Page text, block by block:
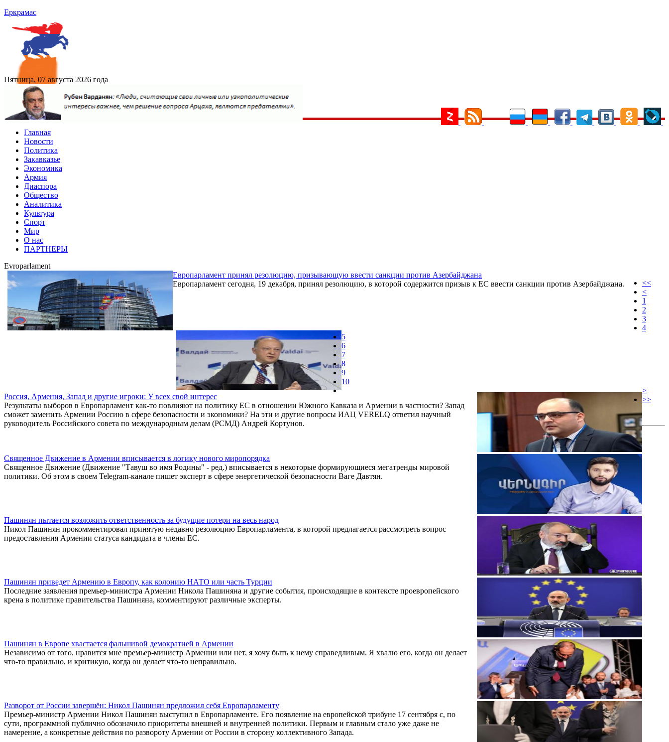
Еркрамас
Пятница, 07 августа 2026 года
Главная
Новости
Политика
Закавказье
Экономика
Армия
Диаспора
Общество
Аналитика
Культура
Спорт
Мир
О нас
ПАРТНЕРЫ
Evroparlament
Европарламент принял резолюцию, призывающую ввести санкции против Азербайджана
Европарламент сегодня, 19 декабря, принял резолюцию, в которой содержится призыв к ЕС ввести санкции против Азербайджана.
Россия, Армения, Запад и другие игроки: У всех свой интерес
Результаты выборов в Европарламент как-то повлияют на политику ЕС в отношении Южного Кавказа и Армении в частности? Запад
сможет заменить Армении Россию в сфере безопасности и экономики? На эти и другие вопросы ИАЦ VERELQ ответил научный
руководитель Российского совета по международным делам (РСМД) Андрей Кортунов.
Священное Движение в Армении вписывается в логику нового миропорядка
Священное Движение (Движение "Тавуш во имя Родины" - ред.) вписывается в некоторые формирующиеся мегатренды мировой
политики. Об этом в своем Telegram-канале пишет эксперт в сфере энергетической безопасности Ваге Давтян.
Пашинян пытается возложить ответственность за будущие потери на весь народ
Никол Пашинян прокомментировал принятую недавно резолюцию Европарламента, в которой предлагается рассмотреть вопрос
предоставления Армении статуса кандидата в члены ЕС.
Пашинян приведет Армению в Европу, как колонию НАТО или часть Турции
Последние заявления премьер-министра Армении Никола Пашиняна и другие события, происходящие в контексте проевропейского
крена в политике правительства Пашиняна, комментируют различные эксперты.
Пашинян в Европе хвастается фальшивой демократией в Армении
Независимо от того, нравится мне премьер-министр Армении или нет, я хочу быть к нему справедливым. Я хвалю его, когда он делает
что-то правильно, и критикую, когда он делает что-то неправильно.
Разворот от России завершён: Никол Пашинян предложил себя Европарламенту
Премьер-министр Армении Никол Пашинян выступил в Европарламенте. Его появление на европейской трибуне 17 сентября с, по
сути, программной публично обозначило приоритеты внешней и внутренней политики. Первым и главным стало уже даже не
намерение, а конкретные действия по развороту Армении от России в сторону коллективного Запада.
<<
<
1
2
3
4
5
6
7
8
9
10
>
>>